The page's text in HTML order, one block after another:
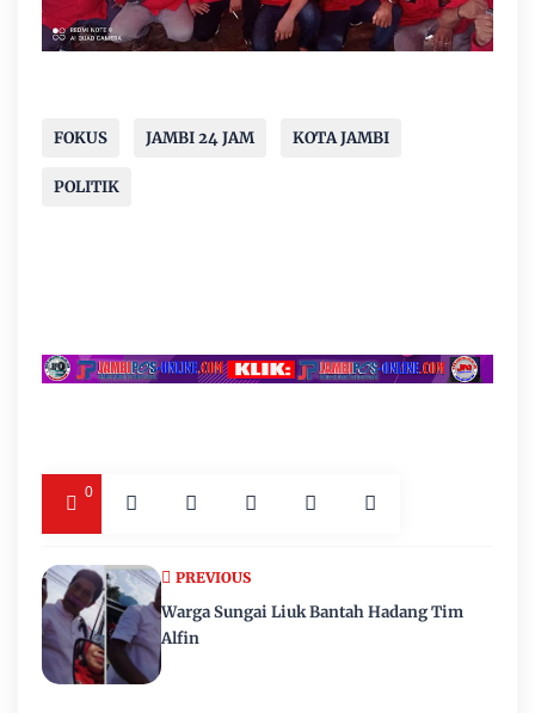
FOKUS JAMBI 24 JAM KOTA JAMBI
POLITIK
0
PREVIOUS
Warga Sungai Liuk Bantah Hadang Tim
Alfin